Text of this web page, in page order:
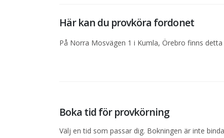
Här kan du provköra fordonet
På Norra Mosvägen 1 i Kumla, Örebro finns
Boka tid för provkörning
Välj en tid som passar dig. Bokningen är inte